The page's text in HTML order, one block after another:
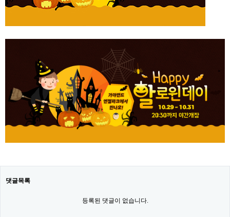
댓글목록
등록된 댓글이 없습니다.